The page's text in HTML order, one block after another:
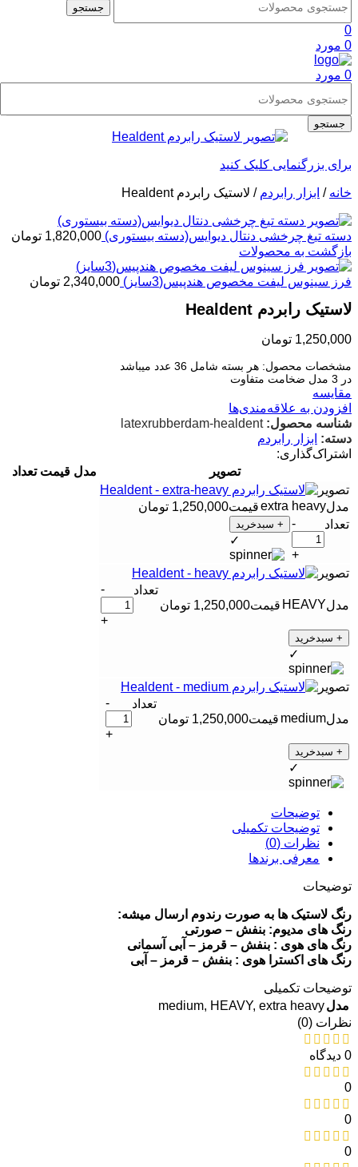
جستجو
0
0 مورد
0 مورد
جستجو
برای بزرگنمایی کلیک کنید
خانه / ابزار رابردم / لاستیک رابردم Healdent
دسته تیغ چرخشی دنتال دیوایس(دسته بیستوری) 1,820,000 تومان
بازگشت به محصولات
فرز سینوس لیفت مخصوص هندپیس(3سایز) 2,340,000 تومان
لاستیک رابردم Healdent
1,250,000 تومان
مشخصات محصول: هر بسته شامل 36 عدد میباشد
در 3 مدل ضخامت متفاوت
مقایسه
افزودن به علاقه‌مندی‌ها
شناسه محصول:latexrubberdam-healdent
دسته: ابزار رابردم
اشتراک‌گذاری:
تصویر
مدل قیمت تعداد
extra heavy
1,250,000 تومان
-
+
+ سبدخرید
✓
HEAVY
1,250,000 تومان
-
+
+ سبدخرید
✓
medium
1,250,000 تومان
-
+
+ سبدخرید
✓
توضیحات
توضیحات تکمیلی
نظرات (0)
معرفی برند‌ها
توضیحات
رنگ لاستیک ها به صورت رندوم ارسال میشه:
رنگ های مدیوم: بنفش – صورتی
رنگ های هوی : بنفش – قرمز – آبی آسمانی
رنگ های اکسترا هوی : بنفش – قرمز – آبی
توضیحات تکمیلی
مدل
medium, HEAVY, extra heavy
نظرات (0)
0 دیدگاه
0
0
0